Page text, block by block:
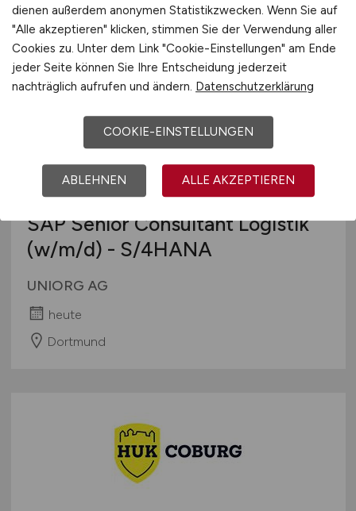
heute
Bruchsal
SAP Senior Consultant Logistik
(w/m/d) - S/4HANA
UNIORG AG
heute
Dortmund
dienen außerdem anonymen Statistikzwecken. Wenn Sie auf
"Alle akzeptieren" klicken, stimmen Sie der Verwendung aller
Cookies zu. Unter dem Link "Cookie-Einstellungen" am Ende
jeder Seite können Sie Ihre Entscheidung jederzeit
nachträglich aufrufen und ändern. Datenschutzerklärung
COOKIE-EINSTELLUNGEN
ABLEHNEN ALLE AKZEPTIEREN